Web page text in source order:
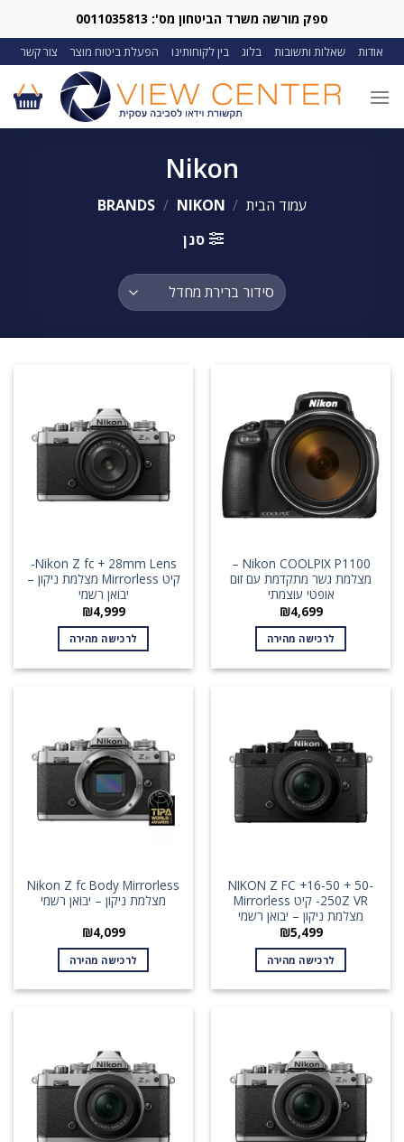
content
ספק מורשה משרד הביטחון מס': 0011035813
אודות שאלות ותשובות בלוג בין לקוחותינו הפעלת ביטוח מוצר צור קשר
Nikon
עמוד הבית /
/ NIKON
סנן
Nikon COOLPIX P1100 –
מצלמת גשר מתקדמת עם זום
אופטי עוצמתי
₪4,699
לרכישה מהירה
Nikon Z fc + 28mm Lens-
קיט Mirrorless מצלמת ניקון –
יבואן רשמי
₪4,999
לרכישה מהירה
NIKON Z FC +16-50 + 50-
250Z VR- קיט Mirrorless
מצלמת ניקון – יבואן רשמי
₪5,499
לרכישה מהירה
Nikon Z fc Body Mirrorless
מצלמת ניקון – יבואן רשמי
₪4,099
לרכישה מהירה